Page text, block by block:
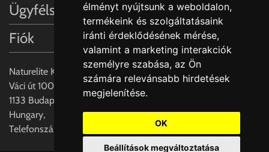
élményt nyújtsunk a weboldalon,
termékeink és szolgáltatásaink
iránti érdeklődésének mérése,
valamint a marketing interakciók
személyre szabása, az Ön
számára relevánsabb hirdetések
megjelenítése.
OK
Beállítások megváltoztatása
FIGYELEM!!
KERÁMIA TERMÉKEK SZÁLLÍTATÁSA NEM, VAGY CSAK
A MEGRENDELŐ KIFEJEZETT KÉRÉSÉRE ÉS
FELELŐSSÉGÉRE LEHETSÉGES!!
Egyéb leírások:
Budapesti szállítások:
1, Budapestre kért szállítás esetén az általános szállítás
helyett időre történő extra szállítás kérése is lehetséges
Naturelite Kft,
Váci út 100.,
1133 Budapest,
Hungary,
Telefonszám: +(36) 70-427-3837
Ügyfélszolgálat
Fiók